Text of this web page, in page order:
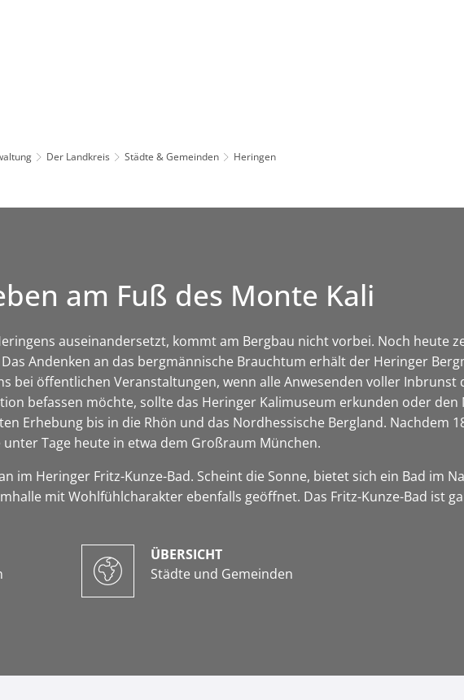
Der Landkreis Städte & Gemeinden Heringen
am Fuß des Monte Kali
auseinandersetzt, kommt am Bergbau nicht vorbei. Noch heute
Andenken an das bergmännische Brauchtum erhält der Heringer
bei öffentlichen Veranstaltungen, wenn alle Anwesenden voller
befassen möchte, sollte das Heringer Kalimuseum erkunden oder
Erhebung bis in die Rhön und das Nordhessische Bergland. Nachdem
Tage heute in etwa dem Großraum München.
im Heringer Fritz-Kunze-Bad. Scheint die Sonne, bietet sich ein Bad im
mit Wohlfühlcharakter ebenfalls geöffnet. Das Fritz-Kunze-Bad ist
ÜBERSICHT
Städte und Gemeinden